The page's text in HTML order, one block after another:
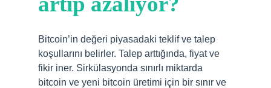
Bitcoin’in değeri piyasadaki teklif ve talep
koşullarını belirler. Talep arttığında, fiyat ve
fikir iner. Sirkülasyonda sınırlı miktarda
bitcoin ve yeni bitcoin üretimi için bir sınır ve